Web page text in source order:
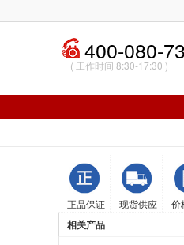
400-080-
( 工作时间 8:30-17:30 )
正品保证 现货供应 价
相关产品